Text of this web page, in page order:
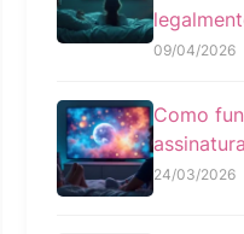
09/04/2026
Como
24/03/2026